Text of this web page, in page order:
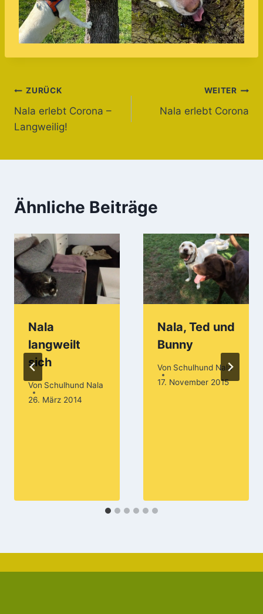
Beitragsnavigation
ZURÜCK
Nala erlebt Corona –
Langweilig!
WEITER
Nala erlebt Corona
Ähnliche Beiträge
Nala
langweilt
sich
Von Schulhund Nala
26. März 2014
Nala, Ted und
Bunny
Von Schulhund Nala
17. November 2015